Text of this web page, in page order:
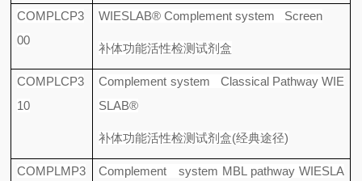
COMPLCP3
00
WIESLAB® Complement system Screen
补体功能活性检测试剂盒
COMPLCP3
10
Complement system Classical Pathway WIE
SLAB®
补体功能活性检测试剂盒(经典途径)
COMPLMP3
Complement system MBL pathway WIESLA